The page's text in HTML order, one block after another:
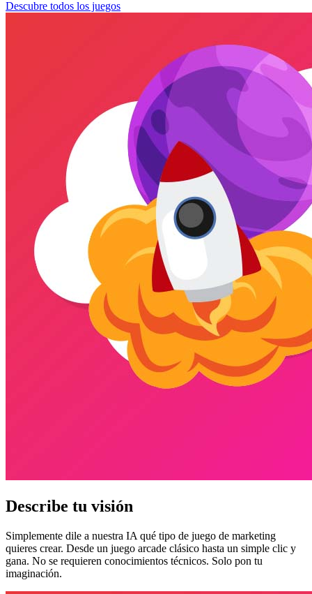
Descubre todos los juegos
Describe tu visión
Simplemente dile a nuestra IA qué tipo de juego de marketing
quieres crear. Desde un juego arcade clásico hasta un simple clic y
gana. No se requieren conocimientos técnicos. Solo pon tu
imaginación.